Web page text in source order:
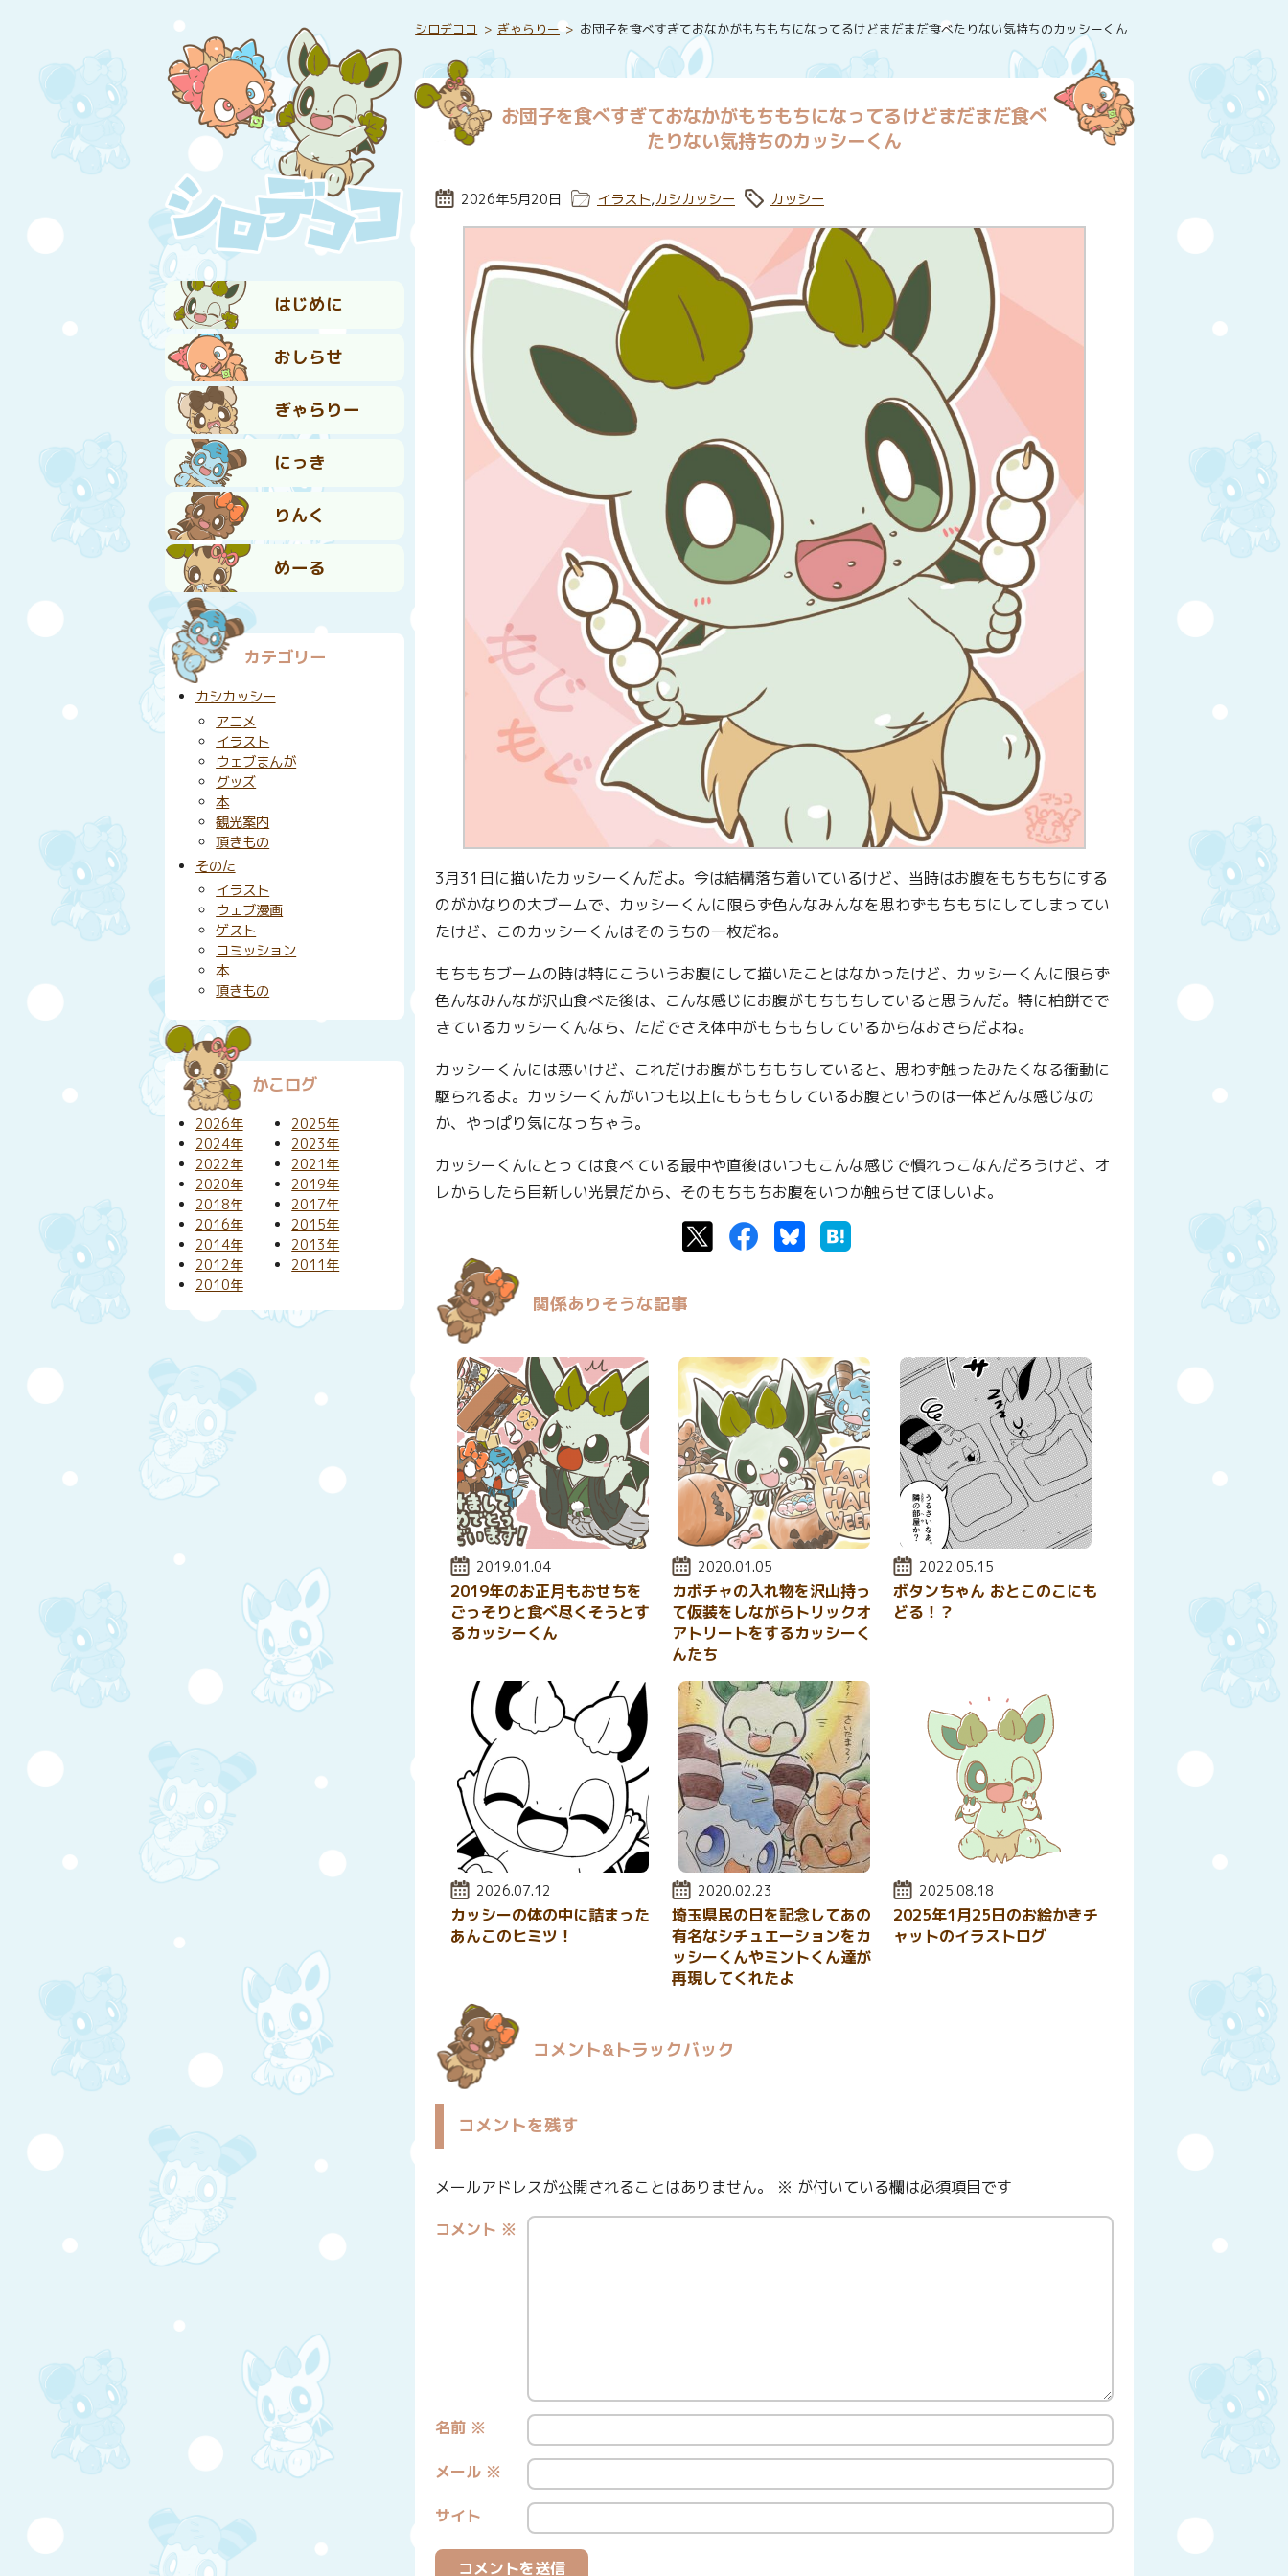
はじめに
おしらせ
ぎゃらりー
にっき
りんく
めーる
シロデココ ぎゃらりー お団子を食べすぎておなかがもちもちになってるけどまだまだ食べたりない気持ちのカッシーくん
お団子を食べすぎておなかがもちもちになってるけどまだまだ食べ
たりない気持ちのカッシーくん
投稿日:
2026年5月20日 カテゴリー:
イラスト,カシカッシー タグ:
カッシー
3月31日に描いたカッシーくんだよ。今は結構落ち着いているけど、当時はお腹をもちもちにする
のがかなりの大ブームで、カッシーくんに限らず色んなみんなを思わずもちもちにしてしまってい
たけど、このカッシーくんはそのうちの一枚だね。
もちもちブームの時は特にこういうお腹にして描いたことはなかったけど、カッシーくんに限らず
色んなみんなが沢山食べた後は、こんな感じにお腹がもちもちしていると思うんだ。特に柏餅でで
きているカッシーくんなら、ただでさえ体中がもちもちしているからなおさらだよね。
カッシーくんには悪いけど、これだけお腹がもちもちしていると、思わず触ったみたくなる衝動に
駆られるよ。カッシーくんがいつも以上にもちもちしているお腹というのは一体どんな感じなの
か、やっぱり気になっちゃう。
カッシーくんにとっては食べている最中や直後はいつもこんな感じで慣れっこなんだろうけど、オ
レからしたら目新しい光景だから、そのもちもちお腹をいつか触らせてほしいよ。
TwitterFacebookBluesky
関係ありそうな記事
投稿日:
2019.01.04
2019年のお正月もおせちを
ごっそりと食べ尽くそうとす
るカッシーくん
投稿日:
2020.01.05
カボチャの入れ物を沢山持っ
て仮装をしながらトリックオ
アトリートをするカッシーく
んたち
投稿日:
2022.05.15
ボタンちゃん おとこのこにも
どる！？
投稿日:
2026.07.12
カッシーの体の中に詰まった
あんこのヒミツ！
投稿日:
2020.02.23
埼玉県民の日を記念してあの
有名なシチュエーションをカ
ッシーくんやミントくん達が
再現してくれたよ
投稿日:
2025.08.18
2025年1月25日のお絵かきチ
ャットのイラストログ
コメント&トラックバック
コメントを残す
メールアドレスが公開されることはありません。 ※ が付いている欄は必須項目です
コメント ※
名前 ※
メール ※
サイト
カテゴリー
カシカッシー
アニメ
イラスト
ウェブまんが
グッズ
本
観光案内
頂きもの
そのた
イラスト
ウェブ漫画
ゲスト
コミッション
本
頂きもの
かこログ
2026年
2025年
2024年
2023年
2022年
2021年
2020年
2019年
2018年
2017年
2016年
2015年
2014年
2013年
2012年
2011年
2010年